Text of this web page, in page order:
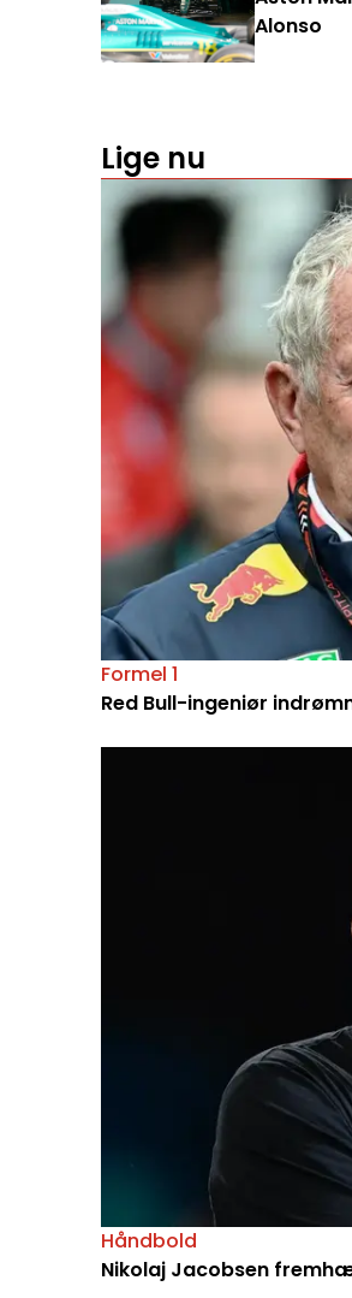
Alonso
Lige nu
Formel 1
Red Bull-ingeniør
Håndbold
Nikolaj Jacobsen